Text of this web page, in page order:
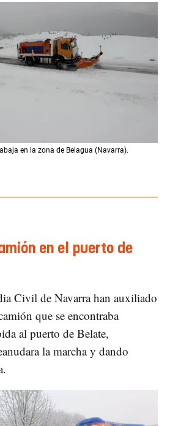
en la zona de Belagua (Navarra).
en el puerto de
Civil de Navarra han auxiliado
que se encontraba
al puerto de Belate,
la marcha y dando